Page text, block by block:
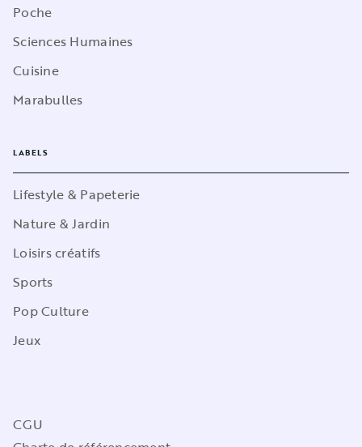
Poche
Sciences Humaines
Cuisine
Marabulles
LABELS
Lifestyle & Papeterie
Nature & Jardin
Loisirs créatifs
Sports
Pop Culture
Jeux
CGU